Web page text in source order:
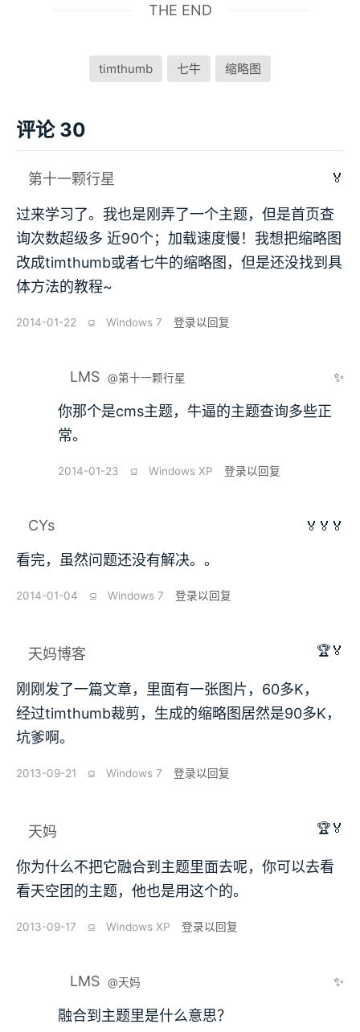
THE END
timthumb 七牛 缩略图
评论 30
第十一颗行星 🏅
过来学习了。我也是刚弄了一个主题，但是首页查
询次数超级多 近90个；加载速度慢！我想把缩略图
改成timthumb或者七牛的缩略图，但是还没找到具
体方法的教程~
2014-01-22 ⫑ Windows 7 登录以回复
LMS @第十一颗行星 ✨
你那个是cms主题，牛逼的主题查询多些正
常。
2014-01-23 ⫑ Windows XP 登录以回复
CYs 🏅🏅🏅
看完，虽然问题还没有解决。。
2014-01-04 ⫑ Windows 7 登录以回复
天妈博客 🏆🏅
刚刚发了一篇文章，里面有一张图片，60多K，
经过timthumb裁剪，生成的缩略图居然是90多K，
坑爹啊。
2013-09-21 ⫑ Windows 7 登录以回复
天妈 🏆🏅
你为什么不把它融合到主题里面去呢，你可以去看
看天空团的主题，他也是用这个的。
2013-09-17 ⫑ Windows XP 登录以回复
LMS @天妈 ✨
融合到主题里是什么意思？